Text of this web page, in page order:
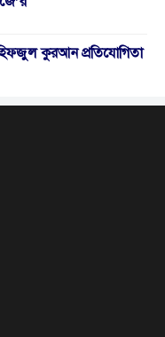
হিফজুল কুরআন প্রতিযোগিতা